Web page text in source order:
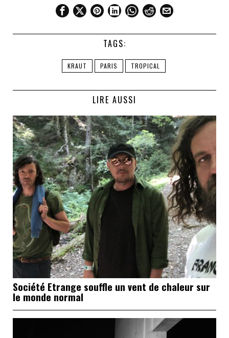
TAGS:
KRAUT PARIS TROPICAL
LIRE AUSSI
Société Etrange souffle un vent de chaleur sur
le monde normal